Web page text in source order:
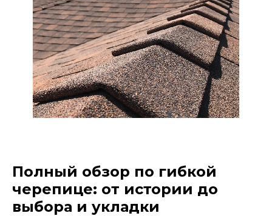
Полный обзор по гибкой
черепице: от истории до
выбора и укладки